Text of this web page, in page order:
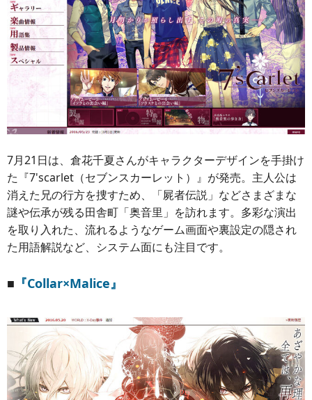
7月21日は、倉花千夏さんがキャラクターデザインを手掛け
た『7'scarlet（セブンスカーレット）』が発売。主人公は
消えた兄の行方を捜すため、「屍者伝説」などさまざまな
謎や伝承が残る田舎町「奥音里」を訪れます。多彩な演出
を取り入れた、流れるようなゲーム画面や裏設定の隠され
た用語解説など、システム面にも注目です。
■ 『Collar×Malice』